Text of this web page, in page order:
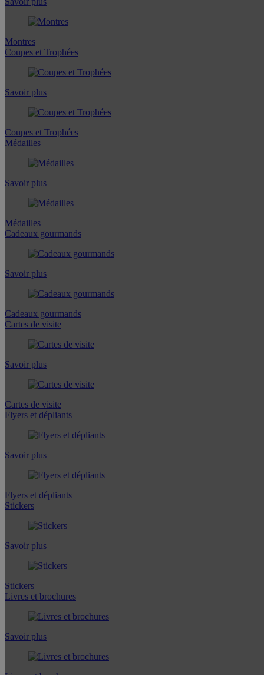
Montres
Coupes et Trophées
Savoir plus
Coupes et Trophées
Médailles
Savoir plus
Médailles
Cadeaux gourmands
Savoir plus
Cadeaux gourmands
Cartes de visite
Savoir plus
Cartes de visite
Flyers et dépliants
Savoir plus
Flyers et dépliants
Stickers
Savoir plus
Stickers
Livres et brochures
Savoir plus